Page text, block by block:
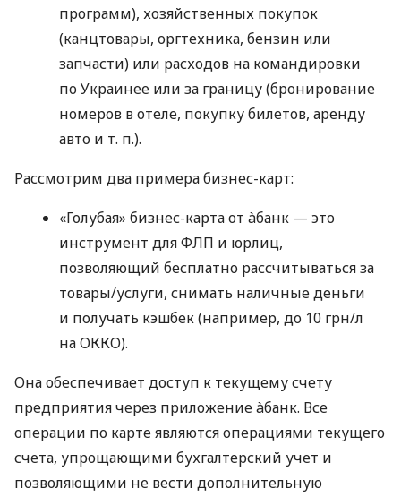
программ), хозяйственных покупок
(канцтовары, оргтехника, бензин или
запчасти) или расходов на командировки
по Украинее или за границу (бронирование
номеров в отеле, покупку билетов, аренду
авто и т. п.).
Рассмотрим два примера бизнес-карт:
«Голубая» бизнес-карта от àбанк — это
инструмент для ФЛП и юрлиц,
позволяющий бесплатно рассчитываться за
товары/услуги, снимать наличные деньги
и получать кэшбек (например, до 10 грн/л
на ОККО).
Она обеспечивает доступ к текущему счету
предприятия через приложение àбанк. Все
операции по карте являются операциями текущего
счета, упрощающими бухгалтерский учет и
позволяющими не вести дополнительную